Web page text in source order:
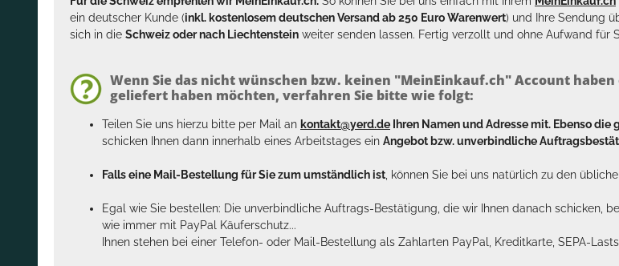
ein deutscher Kunde (inkl. kostenlosem deutschen Versand ab 250 Euro Warenwert) und Ihre Sendung
sich in die Schweiz oder nach Liechtenstein weiter senden lassen. Fertig verzollt und ohne Aufwand für
Wenn Sie das nicht wünschen bzw. keinen "MeinEinkauf.ch" Account
geliefert haben möchten, verfahren Sie bitte wie folgt:
Teilen Sie uns hierzu bitte per Mail an kontakt@yerd.de Ihren Namen und Adresse mit. Ebenso
schicken Ihnen dann innerhalb eines Arbeitstages ein Angebot bzw. unverbindliche
Falls eine Mail-Bestellung für Sie zum umständlich ist , können Sie bei uns natürlich zu den
Egal wie Sie bestellen: Die unverbindliche Auftrags-Bestätigung, die wir Ihnen danach schicken,
wie immer mit PayPal Käuferschutz...
Ihnen stehen bei einer Telefon- oder Mail-Bestellung als Zahlarten PayPal, Kreditkarte, SEPA-